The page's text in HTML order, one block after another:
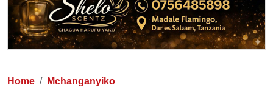
Home Mchanganyiko